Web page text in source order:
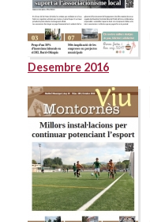
Desembre 2016